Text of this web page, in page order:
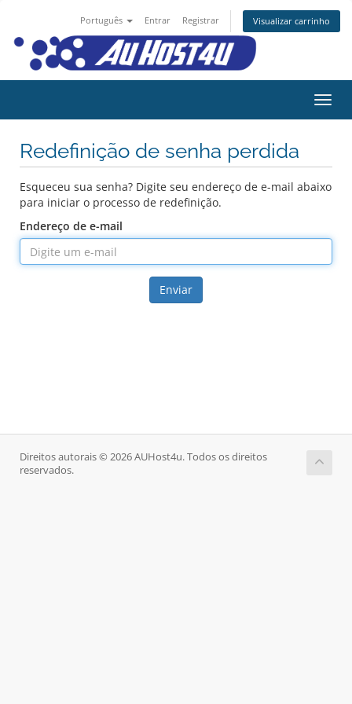
Português Entrar Registrar Visualizar carrinho
Redefinição de senha perdida
Esqueceu sua senha? Digite seu endereço de e-mail abaixo
para iniciar o processo de redefinição.
Endereço de e-mail
Enviar
Direitos autorais © 2026 AUHost4u. Todos os direitos
reservados.